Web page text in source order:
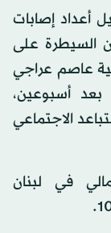
أعداد إصابات
السيطرة على
عاصم عراجي
بعد أسبوعين،
الاجتماعي
في لبنان